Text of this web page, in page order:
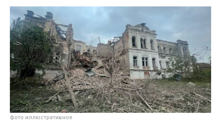
фото иллюстративное